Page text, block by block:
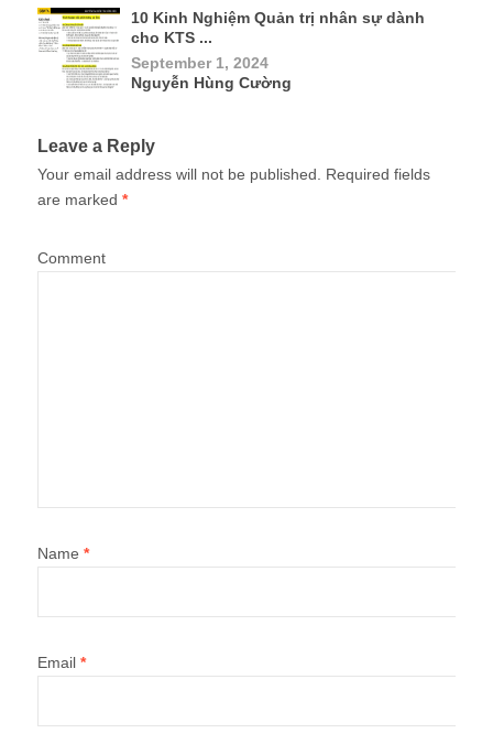
10 Kinh Nghiệm Quản trị nhân sự dành
cho KTS ...
September 1, 2024
Nguyễn Hùng Cường
Leave a Reply
Your email address will not be published.
Required fields
are marked *
Comment
Name *
Email *